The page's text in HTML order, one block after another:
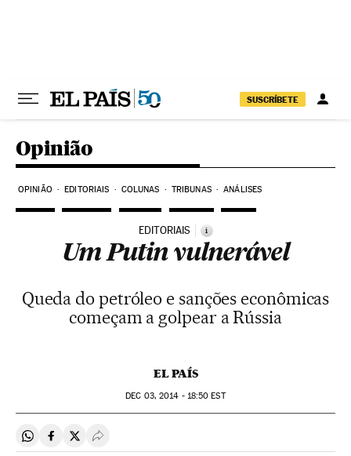
SUSCRÍBETE
Opinião
OPINIÃO EDITORIAIS COLUNAS TRIBUNAS ANÁLISES
EDITORIAIS i
Um Putin vulnerável
Queda do petróleo e sanções econômicas
começam a golpear a Rússia
EL PAÍS
DEC 03, 2014 - 18:50 EST
Compartir en Whatsapp
Compartir en Facebook
Compartir en Twitter
Desplegar Redes Sociales